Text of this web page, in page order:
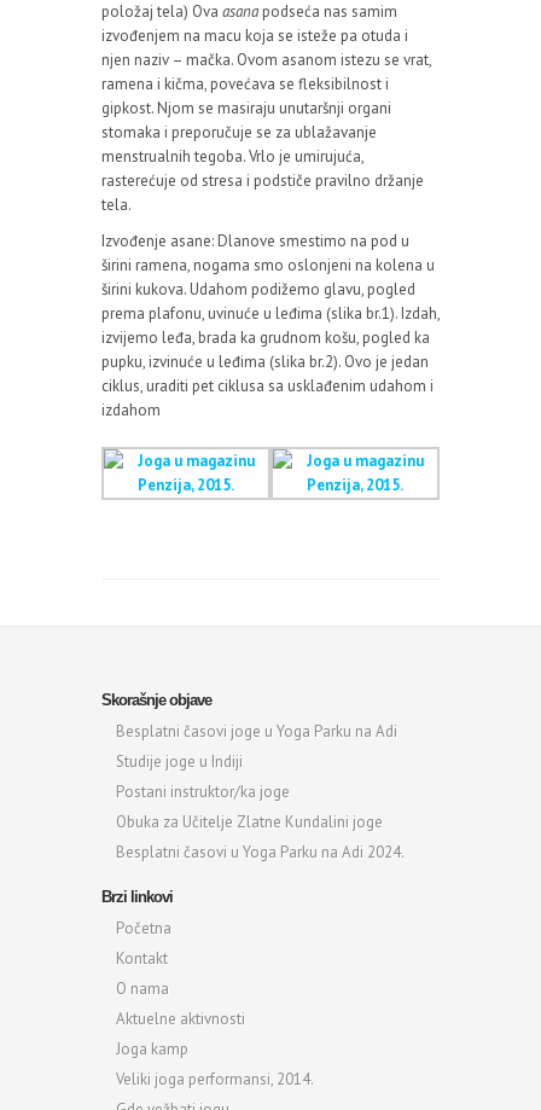
položaj tela) Ova asana podseća nas samim
izvođenjem na macu koja se isteže pa otuda i
njen naziv – mačka. Ovom asanom istezu se vrat,
ramena i kičma, povećava se fleksibilnost i
gipkost. Njom se masiraju unutaršnji organi
stomaka i preporučuje se za ublažavanje
menstrualnih tegoba. Vrlo je umirujuća,
rasterećuje od stresa i podstiče pravilno držanje
tela.
Izvođenje asane: Dlanove smestimo na pod u
širini ramena, nogama smo oslonjeni na kolena u
širini kukova. Udahom podižemo glavu, pogled
prema plafonu, uvinuće u leđima (slika br.1). Izdah,
izvijemo leđa, brada ka grudnom košu, pogled ka
pupku, izvinuće u leđima (slika br.2). Ovo je jedan
ciklus, uraditi pet ciklusa sa usklađenim udahom i
izdahom
Skorašnje objave
Besplatni časovi joge u Yoga Parku na Adi
Studije joge u Indiji
Postani instruktor/ka joge
Obuka za Učitelje Zlatne Kundalini joge
Besplatni časovi u Yoga Parku na Adi 2024.
Brzi linkovi
Početna
Kontakt
O nama
Aktuelne aktivnosti
Joga kamp
Veliki joga performansi, 2014.